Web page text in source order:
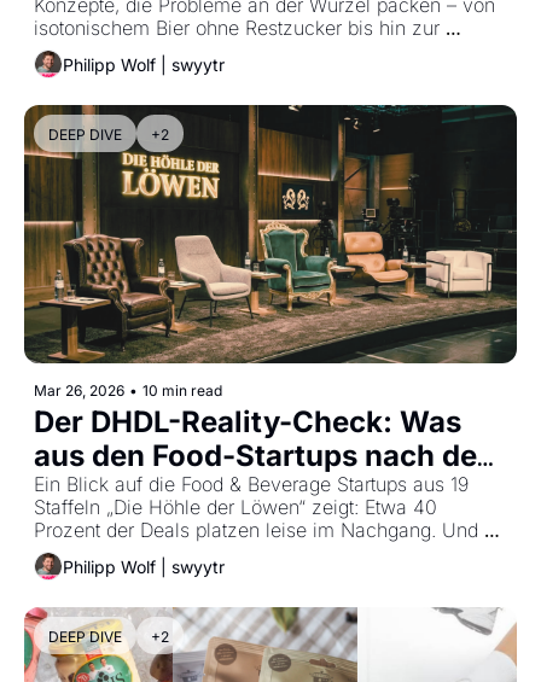
Konzepte, die Probleme an der Wurzel packen – von
isotonischem Bier ohne Restzucker bis hin zur
automatisierten Pilzzucht für das eigene
Wohnzimmer.
Philipp Wolf | swyytr
DEEP DIVE +2
Mar 26, 2026 • 10 min read
Der DHDL-Reality-Check: Was
aus den Food-Startups nach dem
TV-Handschlag wirklich wird.
Ein Blick auf die Food & Beverage Startups aus 19
Staffeln „Die Höhle der Löwen“ zeigt: Etwa 40
Prozent der Deals platzen leise im Nachgang. Und
selbst wer das Investment sichert, scheitert nicht
selten an geschmolzenen Margen und komplexer
Philipp Wolf | swyytr
DEEP DIVE +2